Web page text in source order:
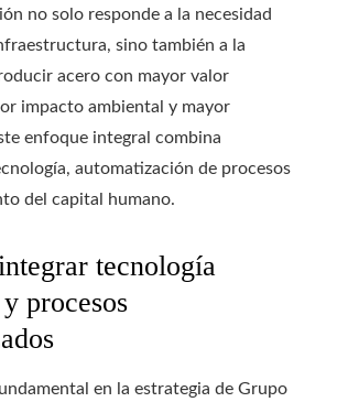
no solo responde a la necesidad
sino también a la
acero con mayor valor
impacto ambiental y mayor
enfoque integral combina
automatización de procesos
del capital humano.
tecnología
procesos
en la estrategia de Grupo